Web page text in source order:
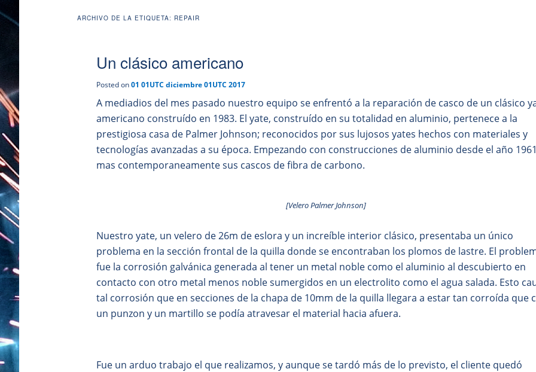
ARCHIVO DE LA ETIQUETA: REPAIR
Un clásico americano
Posted on01 01UTC diciembre 01UTC 2017
A mediadios del mes pasado nuestro equipo se enfrentó a la reparación de casco de un clásico
americano construído en 1983. El yate, construído en su totalidad en aluminio, pertenece a la
prestigiosa casa de Palmer Johnson; reconocidos por sus lujosos yates hechos con materiales y
tecnologías avanzadas a su época. Empezando con construcciones de aluminio desde el año
mas contemporaneamente sus cascos de fibra de carbono.
[Velero Palmer Johnson]
Nuestro yate, un velero de 26m de eslora y un increíble interior clásico, presentaba un único
problema en la sección frontal de la quilla donde se encontraban los plomos de lastre. El
fue la corrosión galvánica generada al tener un metal noble como el aluminio al descubierto en
contacto con otro metal menos noble sumergidos en un electrolito como el agua salada. Esto
tal corrosión que en secciones de la chapa de 10mm de la quilla llegara a estar tan corroída que
un punzon y un martillo se podía atravesar el material hacia afuera.
Fue un arduo trabajo el que realizamos, y aunque se tardó más de lo previsto, el cliente quedó